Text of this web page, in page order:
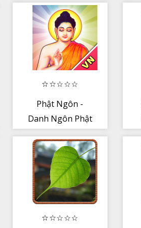
Phật Ngôn -
Danh Ngôn Phật
Phật Tử